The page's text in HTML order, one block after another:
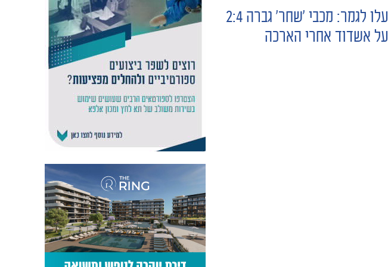
עלו לגמר: מכבי ׳שחר׳ גברה 2:4
על אשדוד אחרי הארכה